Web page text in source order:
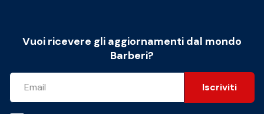
Vuoi ricevere gli aggiornamenti dal mondo
Barberi?
Iscriviti